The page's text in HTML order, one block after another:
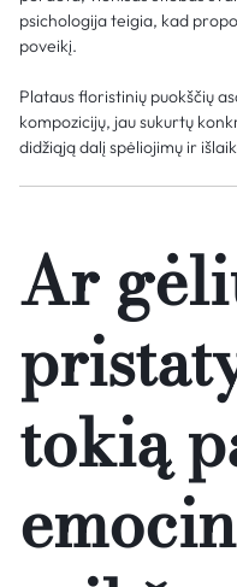
psichologija teigia, kad
poveikį.
Plataus floristinių puokščių
kompozicijų, jau sukurtų
didžiąją dalį spėliojimų ir
Ar
tokią